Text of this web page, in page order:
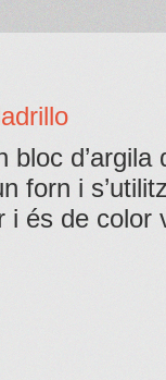
bloc
forn i
i és de color